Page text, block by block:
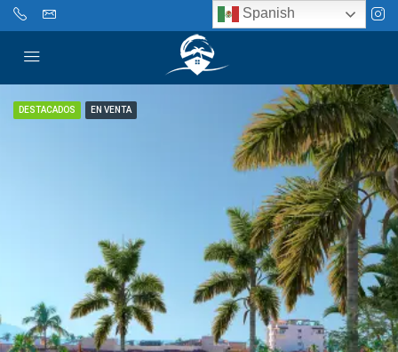
DESTACADOS EN VENTA
Spanish